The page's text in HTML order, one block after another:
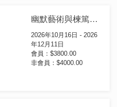
幽默藝術與楝篤笑證書課程(第2屆)
2026年10月16日 - 2026
年12月11日
會員：$3800.00
非會員：$4000.00